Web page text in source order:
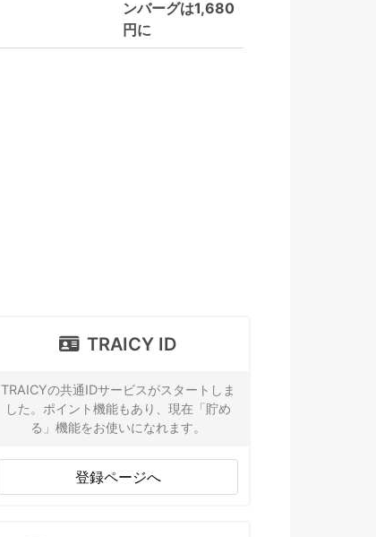
ンバーグは1,680
円に
TRAICY ID
TRAICYの共通IDサービスがスタートしま
した。ポイント機能もあり、現在「貯め
る」機能をお使いになれます。
登録ページへ